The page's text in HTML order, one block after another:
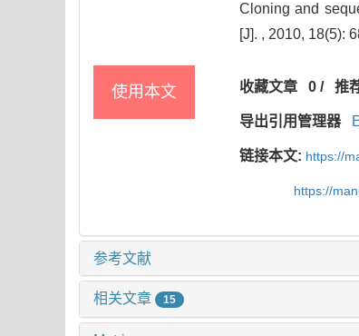
Cloning and
[J]. , 2010, 18(5):
使用本文 收藏文章 0 /推
导出引用管理器
链接本文: https://
https://
参考文献
相关文章 15